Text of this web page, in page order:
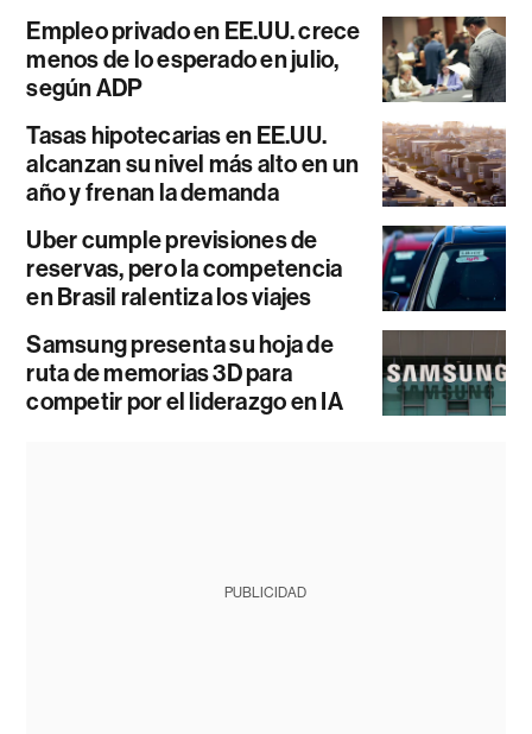
Empleo privado en EE.UU. crece
menos de lo esperado en julio,
según ADP
Tasas hipotecarias en EE.UU.
alcanzan su nivel más alto en un
año y frenan la demanda
Uber cumple previsiones de
reservas, pero la competencia
en Brasil ralentiza los viajes
Samsung presenta su hoja de
ruta de memorias 3D para
competir por el liderazgo en IA
PUBLICIDAD